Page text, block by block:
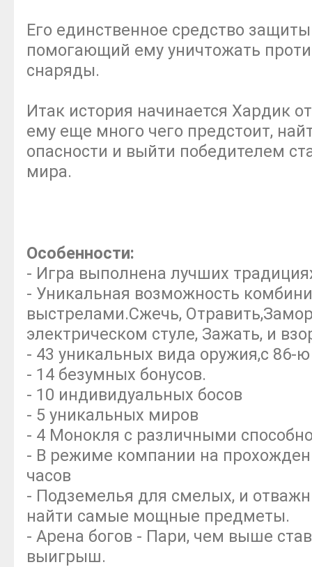
Его единственное средство
помогающий ему уничтожать
снаряды.
Итак история начинается Хардик
ему еще много чего предстоит,
опасности и выйти победителем
мира.
Особенности:
- Игра выполнена лучших
- Уникальная возможность
выстрелами.Сжечь,
электрическом стуле, Зажать, и
- 43 уникальных вида оружия,с 86-
- 14 безумных бонусов.
- 10 индивидуальных босов
- 5 уникальных миров
- 4 Монокля с различными
- В режиме компании на
часов
- Подземелья для смелых, и
найти самые мощные предметы.
- Арена богов - Пари, чем выше
выигрыш.